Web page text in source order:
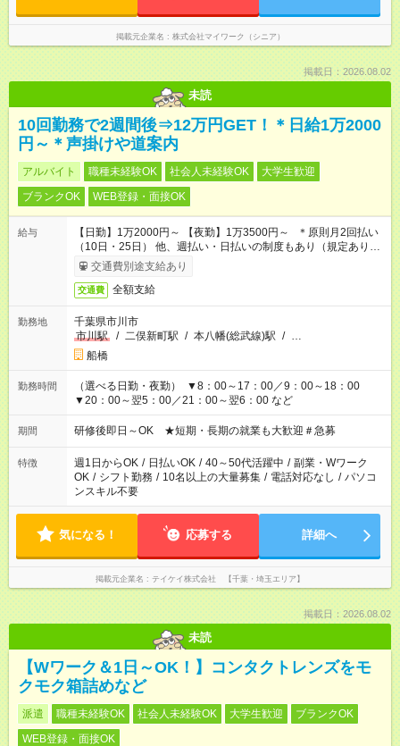
掲載元企業名 株式会社マイワーク（シニア）
掲載日：2026.08.02
未読
10回勤務で2週間後⇒12万円GET！＊日給1万2000
円～＊声掛けや道案内
アルバイト 職種未経験OK 社会人未経験OK
大学生歓迎
ブランクOK
WEB登録・面接OK
給与
【日勤】1万2000円～ 【夜勤】1万3500円～ ＊原則月2回払い
（10日・25日） 他、週払い・日払いの制度もあり（規定あり）
＃日収1万円以上
交通費別途支給あり
交通費 全額支給
勤務地
千葉県市川市
市川駅
/ 二俣新町駅 / 本八幡(総武線)駅 / …
船橋
勤務時間
（選べる日勤・夜勤） ▼8：00～17：00／9：00～18：00
▼20：00～翌5：00／21：00～翌6：00 など
期間 研修後即日～OK ★短期・長期の就業も大歓迎＃急募
特徴 週1日からOK / 日払いOK / 40～50代活躍中 / 副業・Wワーク
OK / シフト勤務 / 10名以上の大量募集 / 電話対応なし / パソコ
ンスキル不要
気になる！ 応募する 詳細へ
掲載元企業名 テイケイ株式会社 【千葉・埼玉エリア】
掲載日：2026.08.02
未読
【Wワーク＆1日～OK！】コンタクトレンズをモ
クモク箱詰めなど
派遣 職種未経験OK 社会人未経験OK 大学生歓迎
ブランクOK
WEB登録・面接OK